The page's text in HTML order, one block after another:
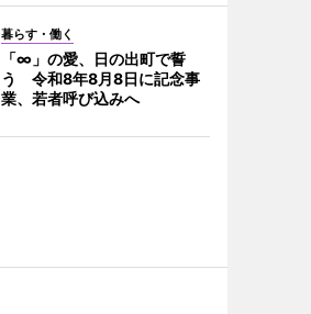
暮らす・働く
「∞」の愛、日の出町で誓
う 令和8年8月8日に記念事
業、若者呼び込みへ